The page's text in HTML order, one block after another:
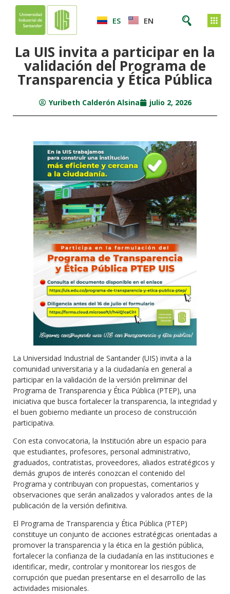
ES EN
La UIS invita a participar en la
validación del Programa de
Transparencia y Ética Pública
Yuribeth Calderón Alsina julio 2, 2026
La Universidad Industrial de Santander (UIS) invita a la
comunidad universitaria y a la ciudadanía en general a
participar en la validación de la versión preliminar del
Programa de Transparencia y Ética Pública (PTEP), una
iniciativa que busca fortalecer la transparencia, la integridad y
el buen gobierno mediante un proceso de construcción
participativa.
Con esta convocatoria, la Institución abre un espacio para
que estudiantes, profesores, personal administrativo,
graduados, contratistas, proveedores, aliados estratégicos y
demás grupos de interés conozcan el contenido del
Programa y contribuyan con propuestas, comentarios y
observaciones que serán analizados y valorados antes de la
publicación de la versión definitiva.
El Programa de Transparencia y Ética Pública (PTEP)
constituye un conjunto de acciones estratégicas orientadas a
promover la transparencia y la ética en la gestión pública,
fortalecer la confianza de la ciudadanía en las instituciones e
identificar, medir, controlar y monitorear los riesgos de
corrupción que puedan presentarse en el desarrollo de las
actividades misionales.